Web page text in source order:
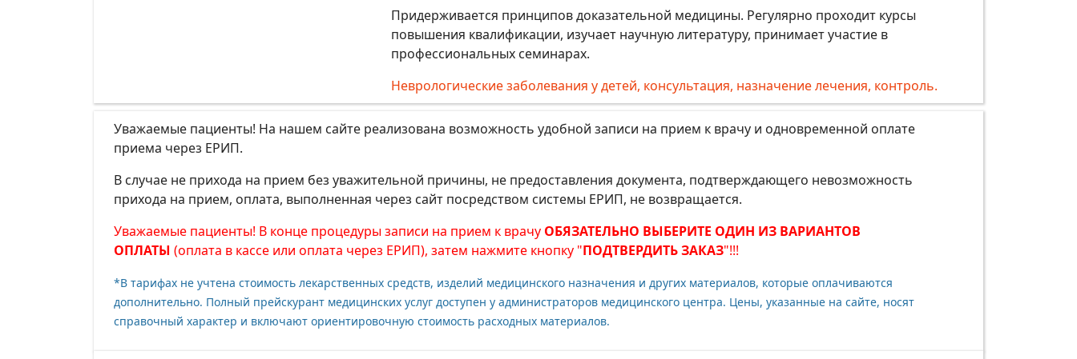
Придерживается принципов доказательной медицины. Регулярно проходит курсы
повышения квалификации, изучает научную литературу, принимает участие в
профессиональных семинарах.
Неврологические заболевания у детей, консультация, назначение лечения, контроль.
Уважаемые пациенты! На нашем сайте реализована возможность удобной записи на прием к врачу и одновременной оплате
приема через ЕРИП.
В случае не прихода на прием без уважительной причины, не предоставления документа, подтверждающего невозможность
прихода на прием, оплата, выполненная через сайт посредством системы ЕРИП, не возвращается.
Уважаемые пациенты! В конце процедуры записи на прием к врачу ОБЯЗАТЕЛЬНО ВЫБЕРИТЕ ОДИН ИЗ ВАРИАНТОВ
ОПЛАТЫ (оплата в кассе или оплата через ЕРИП), затем нажмите кнопку "ПОДТВЕРДИТЬ ЗАКАЗ"!!!
*В тарифах не учтена стоимость лекарственных средств, изделий медицинского назначения и других материалов, которые оплачиваются
дополнительно. Полный прейскурант медицинских услуг доступен у администраторов медицинского центра. Цены, указанные на сайте, носят
справочный характер и включают ориентировочную стоимость расходных материалов.